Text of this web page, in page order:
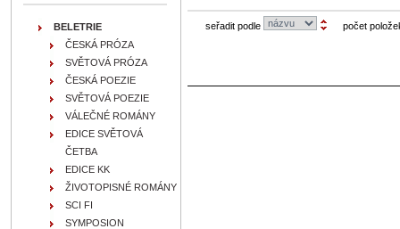
seřadit podle počet
BELETRIE
ČESKÁ PRÓZA
SVĚTOVÁ PRÓZA
ČESKÁ POEZIE
SVĚTOVÁ POEZIE
VÁLEČNÉ ROMÁNY
EDICE SVĚTOVÁ
ČETBA
EDICE KK
ŽIVOTOPISNÉ ROMÁNY
SCI FI
SYMPOSION